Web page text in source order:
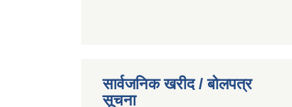
सार्वजनिक खरीद / बोलपत्र
सूचना